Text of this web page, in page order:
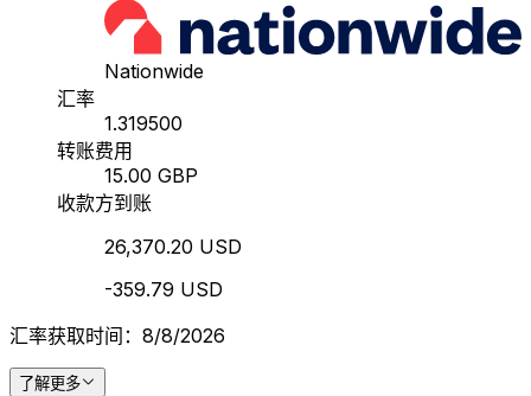
Nationwide
汇率
1.319500
转账费用
15.00 GBP
收款方到账
26,370.20 USD
-359.79 USD
汇率获取时间：8/8/2026
了解更多